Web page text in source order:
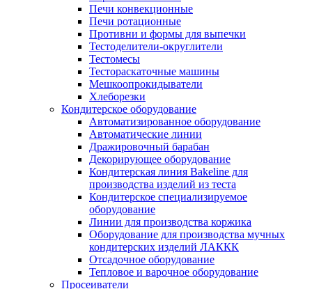
Печи конвекционные
Печи ротационные
Противни и формы для выпечки
Тестоделители-округлители
Тестомесы
Тестораскаточные машины
Мешкоопрокидыватели
Хлеборезки
Кондитерское оборудование
Автоматизированное оборудование
Автоматические линии
Дражировочный барабан
Декорирующее оборудование
Кондитерская линия Bakeline для
производства изделий из теста
Кондитерское специализируемое
оборудование
Линии для производства коржика
Оборудование для производства мучных
кондитерских изделий ЛАККК
Отсадочное оборудование
Тепловое и варочное оборудование
Просеиватели